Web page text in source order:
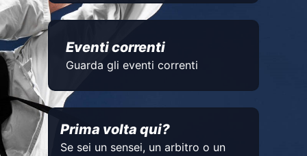
Eventi correnti
Guarda gli eventi correnti
Prima volta qui?
Se sei un sensei, un arbitro o un